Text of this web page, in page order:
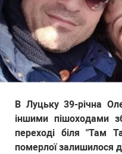
В Луцьку 39-річна
іншими пішоходами
переході біля "Там
померлої залишилося